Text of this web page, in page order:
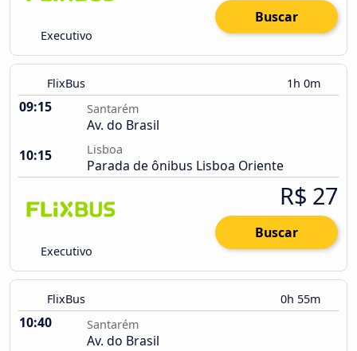
Executivo
Buscar
FlixBus 1h 0m
09:15 Santarém
Av. do Brasil
10:15
Lisboa
Parada de ônibus Lisboa Oriente
Executivo
R$ 27
Buscar
FlixBus 0h 55m
10:40 Santarém
Av. do Brasil